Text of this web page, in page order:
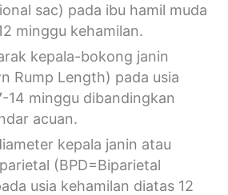
sac) pada ibu hamil muda
minggu kehamilan.
kepala-bokong janin
Rump Length) pada usia
14 minggu dibandingkan
acuan.
kepala janin atau
(BPD=Biparietal
usia kehamilan diatas 12